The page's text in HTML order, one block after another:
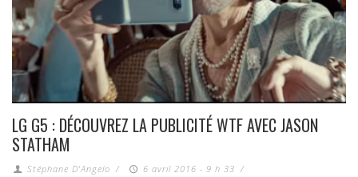
LG G5 : DÉCOUVREZ LA PUBLICITÉ WTF AVEC JASON
STATHAM
Stéphane D'Angelo / 6 avril 2016 - 9 h 33 /